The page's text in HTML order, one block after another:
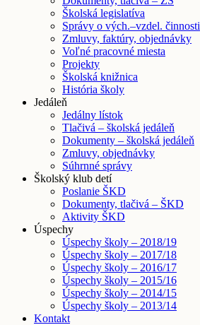
Školská legislatíva
Správy o vých.–vzdel. činnosti
Zmluvy, faktúry, objednávky
Voľné pracovné miesta
Projekty
Školská knižnica
História školy
Jedáleň
Jedálny lístok
Tlačivá – školská jedáleň
Dokumenty – školská jedáleň
Zmluvy, objednávky
Súhrnné správy
Školský klub detí
Poslanie ŠKD
Dokumenty, tlačivá – ŠKD
Aktivity ŠKD
Úspechy
Úspechy školy – 2018/19
Úspechy školy – 2017/18
Úspechy školy – 2016/17
Úspechy školy – 2015/16
Úspechy školy – 2014/15
Úspechy školy – 2013/14
Kontakt